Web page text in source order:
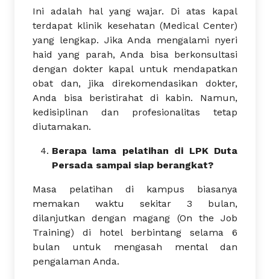
Ini adalah hal yang wajar. Di atas kapal
terdapat klinik kesehatan (Medical Center)
yang lengkap. Jika Anda mengalami nyeri
haid yang parah, Anda bisa berkonsultasi
dengan dokter kapal untuk mendapatkan
obat dan, jika direkomendasikan dokter,
Anda bisa beristirahat di kabin. Namun,
kedisiplinan dan profesionalitas tetap
diutamakan.
Berapa lama pelatihan di LPK Duta
Persada sampai siap berangkat?
Masa pelatihan di kampus biasanya
memakan waktu sekitar 3 bulan,
dilanjutkan dengan magang (On the Job
Training) di hotel berbintang selama 6
bulan untuk mengasah mental dan
pengalaman Anda.